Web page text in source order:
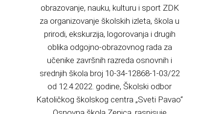
obrazovanje, nauku, kulturu i sport ZDK
za organizovanje školskih izleta, škola u
prirodi, ekskurzija, logorovanja i drugih
oblika odgojno-obrazovnog rada za
učenike završnih razreda osnovnih i
srednjih škola broj 10-34-12868-1-03/22
od 12.4.2022. godine, Školski odbor
Katoličkog školskog centra „Sveti Pavao“